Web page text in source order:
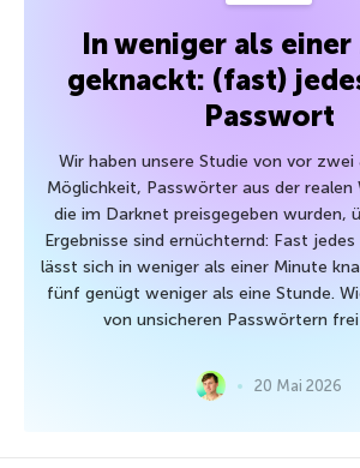
In weniger als
geknackt: (fast)
Passwort
Wir haben unsere Studie von vor zwei
Möglichkeit, Passwörter aus der realen
die im Darknet preisgegeben wurden,
Ergebnisse sind ernüchternd: Fast
lässt sich in weniger als einer Minute
fünf genügt weniger als eine Stunde.
von unsicheren Passwörtern
20 Mai 2026